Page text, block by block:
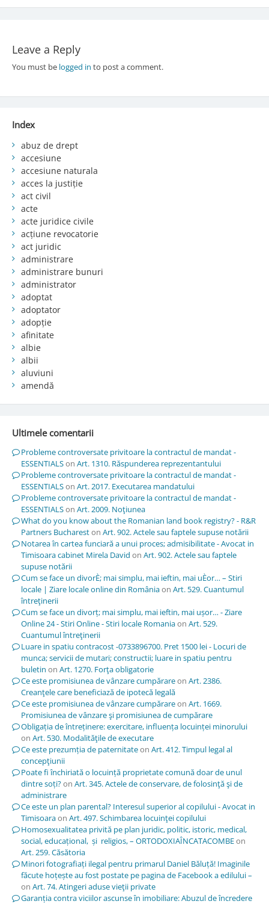
Leave a Reply
You must be logged in to post a comment.
Index
abuz de drept
accesiune
accesiune naturala
acces la justiție
act civil
acte
acte juridice civile
acțiune revocatorie
act juridic
administrare
administrare bunuri
administrator
adoptat
adoptator
adopție
afinitate
albie
albii
aluviuni
amendă
Ultimele comentarii
Probleme controversate privitoare la contractul de mandat -
ESSENTIALSon Art. 1310. Răspunderea reprezentantului
Probleme controversate privitoare la contractul de mandat -
ESSENTIALSon Art. 2017. Executarea mandatului
Probleme controversate privitoare la contractul de mandat -
ESSENTIALSon Art. 2009. Noţiunea
What do you know about the Romanian land book registry? - R&R
Partners Buchareston Art. 902. Actele sau faptele supuse notării
Notarea în cartea funciară a unui proces; admisibilitate - Avocat in
Timisoara cabinet Mirela David on Art. 902. Actele sau faptele
supuse notării
Cum se face un divorÈ; mai simplu, mai ieftin, mai uÈor… – Stiri
locale | Ziare locale online din Româniaon Art. 529. Cuantumul
întreţinerii
Cum se face un divorț; mai simplu, mai ieftin, mai ușor… - Ziare
Online 24 - Stiri Online - Stiri locale Romaniaon Art. 529.
Cuantumul întreţinerii
Luare in spatiu contracost -0733896700. Pret 1500 lei - Locuri de
munca; servicii de mutari; constructii; luare in spatiu pentru
buletin on Art. 1270. Forţa obligatorie
Ce este promisiunea de vânzare cumpărareon Art. 2386.
Creanţele care beneficiază de ipotecă legală
Ce este promisiunea de vânzare cumpărareon Art. 1669.
Promisiunea de vânzare şi promisiunea de cumpărare
Obligația de întreținere: exercitare, influența locuinței minorului
on Art. 530. Modalităţile de executare
Ce este prezumția de paternitateon Art. 412. Timpul legal al
concepţiunii
Poate fi închiriată o locuință proprietate comună doar de unul
dintre soți?on Art. 345. Actele de conservare, de folosinţă şi de
administrare
Ce este un plan parental? Interesul superior al copilului - Avocat in
Timisoaraon Art. 497. Schimbarea locuinţei copilului
Homosexualitatea privită pe plan juridic, politic, istoric, medical,
social, educațional, și religios, – ORTODOXIAÎNCATACOMBEon
Art. 259. Căsătoria
Minori fotografiați ilegal pentru primarul Daniel Băluță! Imaginile
făcute hoțește au fost postate pe pagina de Facebook a edilului –
on Art. 74. Atingeri aduse vieţii private
Garanția contra viciilor ascunse în imobiliare: Abuzul de încredere